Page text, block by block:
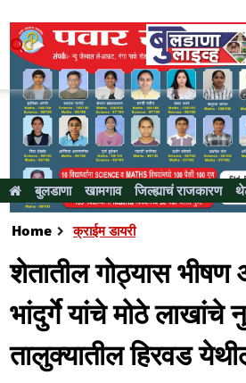
बुलडाणा खामगाव जिल्ह्याचं राजकारण
Home क्राईम डायरी
शेतातील गोठ्यास
भांदुर्गे यांचे मोठे लाखांचे
तालुक्यातील हिरवड